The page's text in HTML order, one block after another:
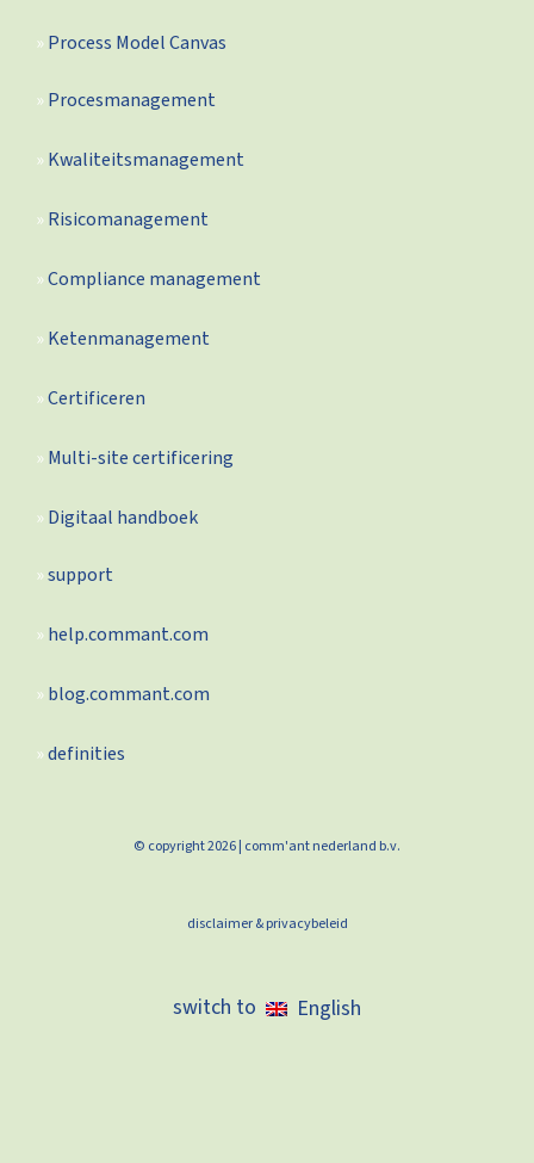
Process Model Canvas
Procesmanagement
Kwaliteitsmanagement
Risicomanagement
Compliance management
Ketenmanagement
Certificeren
Multi-site certificering
Digitaal handboek
support
help.commant.com
blog.commant.com
definities
© copyright 2026 | comm'ant nederland b.v.
disclaimer & privacybeleid
English